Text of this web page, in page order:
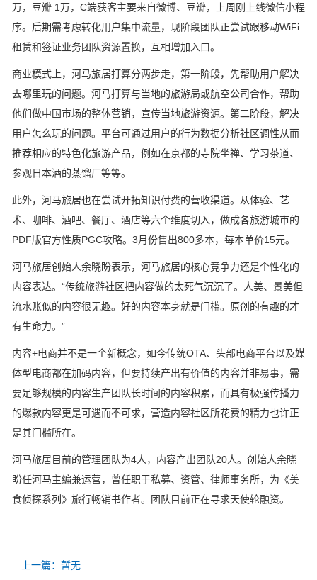
万，豆瓣 1万，C端获客主要来自微博、豆瓣，上周刚上线微信小程
序。后期需考虑转化用户集中流量，现阶段团队正尝试跟移动WiFi
租赁和签证业务团队资源置换，互相增加入口。
商业模式上，河马旅居打算分两步走，第一阶段，先帮助用户解决
去哪里玩的问题。河马打算与当地的旅游局或航空公司合作，帮助
他们做中国市场的整体营销，宣传当地旅游资源。第二阶段，解决
用户怎么玩的问题。平台可通过用户的行为数据分析社区调性从而
推荐相应的特色化旅游产品，例如在京都的寺院坐禅、学习茶道、
参观日本酒的蒸馏厂等等。
此外，河马旅居也在尝试开拓知识付费的营收渠道。从体验、艺
术、咖啡、酒吧、餐厅、酒店等六个维度切入，做成各旅游城市的
PDF版官方性质PGC攻略。3月份售出800多本，每本单价15元。
河马旅居创始人余晓盼表示，河马旅居的核心竞争力还是个性化的
内容表达。“传统旅游社区把内容做的太死气沉沉了。人美、景美但
流水账似的内容很无趣。好的内容本身就是门槛。原创的有趣的才
有生命力。”
内容+电商并不是一个新概念，如今传统OTA、头部电商平台以及媒
体型电商都在加码内容，但要持续产出有价值的内容并非易事，需
要足够规模的内容生产团队长时间的内容积累，而具有极强传播力
的爆款内容更是可遇而不可求，营造内容社区所花费的精力也许正
是其门槛所在。
河马旅居目前的管理团队为4人，内容产出团队20人。创始人余晓
盼任河马主编兼运营，曾任职于私募、资管、律师事务所，为《美
食侦探系列》旅行畅销书作者。团队目前正在寻求天使轮融资。
上一篇：暂无